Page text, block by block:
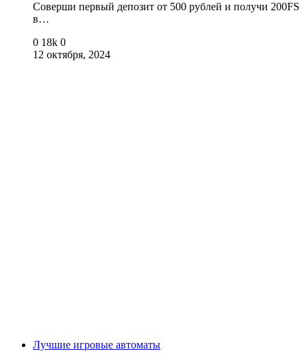
Соверши первый депозит от 500 рублей и получи 200FS
в…
0 18k 0
12 октября, 2024
Лучшие игровые автоматы